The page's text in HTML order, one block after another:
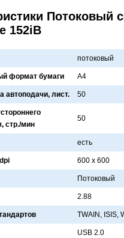
Потоковый
152iB
потоковый
формат бумаги A4
автоподачи, лист. 50
стр./мин
50
есть
600 x 600
Потоковый
2.88
TWAIN, ISIS,
USB 2.0